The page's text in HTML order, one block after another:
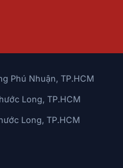
Phú Nhuận, TP.HCM
Long, TP.HCM
Long, TP.HCM